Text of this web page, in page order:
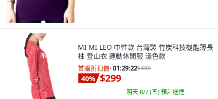
MI MI LEO 中性款 台灣製 竹炭科技機能薄長
袖 登山衣 運動休閒服 淺色款
首購折扣價· 01:29:21$499
40% $299
明天 8/7 (五)預計送達